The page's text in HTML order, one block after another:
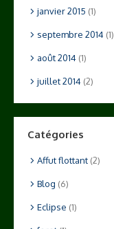
janvier 2015 (1)
septembre 2014 (1)
août 2014 (1)
juillet 2014 (2)
Catégories
Affut flottant (2)
Blog (6)
Eclipse (1)